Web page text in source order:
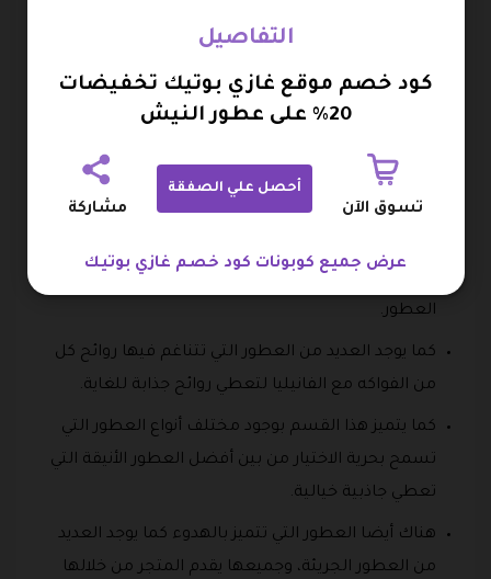
رابعا قسم العطور النسائية
غازي بوتيك نظرا لكونها تتمتع بالجمال والأناقة.
كما يقدم من خلال هذا القسم تشكيلة من أفضل
العلامات التجارية العالمية المتخصصة في مجال
العطور.
كما يوجد العديد من العطور التي تتناغم فيها روائح كل
من الفواكه مع الفانيليا لتعطي روائح جذابة للغاية.
كما يتميز هذا القسم بوجود مختلف أنواع العطور التي
تسمح بحرية الاختيار من بين أفضل العطور الأنيقة التي
تعطي جاذبية خيالية.
هناك أيضا العطور التي تتميز بالهدوء كما يوجد العديد
من العطور الجريئة، وجميعها يقدم المتجر من خلالها
التفاصيل
كود خصم موقع غازي بوتيك تخفيضات
20% على عطور النيش
تسوق الآن
أحصل علي الصفقة
مشاركة
عرض جميع كوبونات كود خصم غازي بوتيك